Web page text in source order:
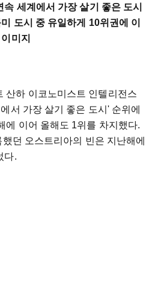
세계에서 가장 살기 좋은 도시
도시 중 유일하게 10위권에 이
미지
산하 이코노미스트 인텔리전스
서 가장 살기 좋은 도시' 순위에
에 이어 올해도 1위를 차지했다.
던 오스트리아의 빈은 지난해에
다.